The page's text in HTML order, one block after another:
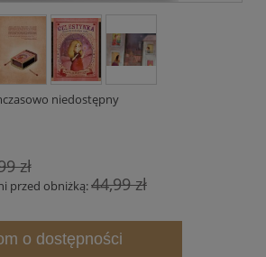
niedostępny
zł
przed obniżką:44,99 zł
o dostępności